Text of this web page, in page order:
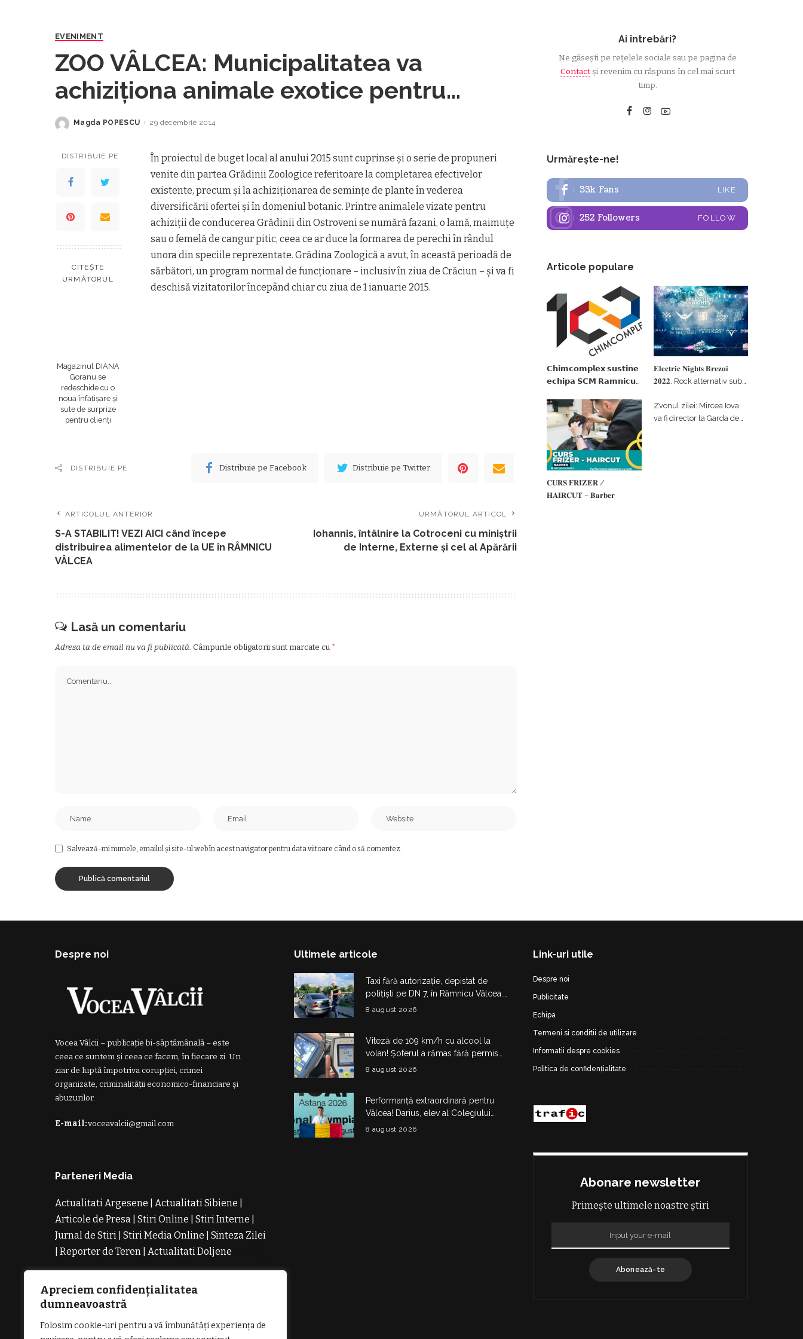
Apreciem confidențialitatea
dumneavoastră
Folosim cookie-uri pentru a vă îmbunătăți experiența de
EVENIMENT
ZOO VÂLCEA: Municipalitatea va
achiziționa animale exotice pentru
grădina zoologică
Posted
Magda POPESCU 29 decembrie 2014
DISTRIBUIE PE
CITEȘTE
URMĂTORUL
Magazinul DIANA
Goranu se
redeschide cu o
nouă înfățișare și
sute de surprize
pentru clienți
În proiectul de buget local al anului 2015 sunt cuprinse şi o serie de propuneri
venite din partea Grădinii Zoologice referitoare la completarea efectivelor
existente, precum şi la achiziţionarea de seminţe de plante în vederea
diversificării ofertei şi în domeniul botanic. Printre animalele vizate pentru
achiziţii de conducerea Grădinii din Ostroveni se numără fazani, o lamă, maimuţe
sau o femelă de cangur pitic, ceea ce ar duce la formarea de perechi în rândul
unora din speciile reprezentate. Grădina Zoologică a avut, în această perioadă de
sărbători, un program normal de funcţionare – inclusiv în ziua de Crăciun – şi va fi
deschisă vizitatorilor începând chiar cu ziua de 1 ianuarie 2015.
DISTRIBUIE PE Distribuie pe Facebook Distribuie pe Twitter
ARTICOLUL ANTERIOR
S-A STABILIT! VEZI AICI când începe
distribuirea alimentelor de la UE în RÂMNICU
VÂLCEA
URMĂTORUL ARTICOL
Iohannis, întâlnire la Cotroceni cu miniștrii
de Interne, Externe și cel al Apărării
Lasă un comentariu
Adresa ta de email nu va fi publicată. Câmpurile obligatorii sunt marcate cu *
Salvează-mi numele, emailul și site-ul web în acest navigator pentru data viitoare când o să comentez.
Ai întrebări?
Ne găsești pe rețelele sociale sau pe pagina de
Contactși revenim cu răspuns în cel mai scurt
timp.
Urmărește-ne!
33k Fans LIKE
252 Followers FOLLOW
Articole populare
𝗖𝗵𝗶𝗺𝗰𝗼𝗺𝗽𝗹𝗲𝘅 𝘀𝘂𝘀𝘁𝗶𝗻𝗲
𝗲𝗰𝗵𝗶𝗽𝗮 𝗦𝗖𝗠 𝗥𝗮𝗺𝗻𝗶𝗰𝘂
𝗽𝗮𝗿𝘁𝗲𝗻𝗲𝗿 𝗳𝗶𝗻𝗮𝗻𝘁𝗮𝘁𝗼𝗿
𝐄𝐥𝐞𝐜𝐭𝐫𝐢𝐜 𝐍𝐢𝐠𝐡𝐭𝐬 𝐁𝐫𝐞𝐳𝐨𝐢
𝟐𝟎𝟐𝟐. Rock alternativ sub
#𝐁𝐫𝐞𝐳𝐨𝐢𝐮𝐥𝐋𝐮𝐦𝐢𝐢
𝐂𝐔𝐑𝐒 𝐅𝐑𝐈𝐙𝐄𝐑 /
𝐇𝐀𝐈𝐑𝐂𝐔𝐓 – 𝐁𝐚𝐫𝐛𝐞𝐫
Zvonul zilei: Mircea Iova
va fi director la Garda de
Despre noi
Vocea Vâlcii – publicație bi-săptămânală – este
ceea ce suntem și ceea ce facem, în fiecare zi. Un
ziar de luptă împotriva corupției, crimei
organizate, criminalității economico-financiare și
abuzurilor.
E-mail:voceavalcii@gmail.com
Parteneri Media
Actualitati Argesene Actualitati Sibiene
Articole de Presa
Stiri Online Stiri Interne
Jurnal de Stiri
Stiri Media Online
Sinteza Zilei
Reporter de Teren Actualitati Doljene
NoiRochii de RevelionRochii de BanchetRochii
de Cununie
Magazin de Rochii
Comanda Rochii de Seara
Ultimele articole
Taxi fără autorizație, depistat de
polițiști pe DN 7, în Râmnicu Vâlcea.
Șoferul a rămas fără plăcuțe timp de
8 august 2026
Viteză de 109 km/h cu alcool la
volan! Șoferul a rămas fără permis
180 de zile și a primit amendă de
8 august 2026
Performanță extraordinară pentru
Vâlcea! Darius, elev al Colegiului
Național de Informatică „Matei
8 august 2026
Link-uri utile
Despre noi
Publicitate
Echipa
Termeni si conditii de utilizare
Informatii despre cookies
Politica de confidențialitate
Abonare newsletter
Primește ultimele noastre știri
Abonează-te